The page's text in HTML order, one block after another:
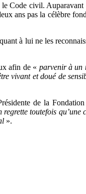
Code civil.
ans pas la célèbre
à lui ne les
afin de « parvenir à un
vivant et doué de
de la
toutefois
».